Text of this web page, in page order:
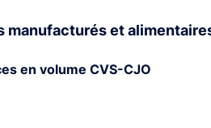
manufacturés et
en volume CVS-CJO